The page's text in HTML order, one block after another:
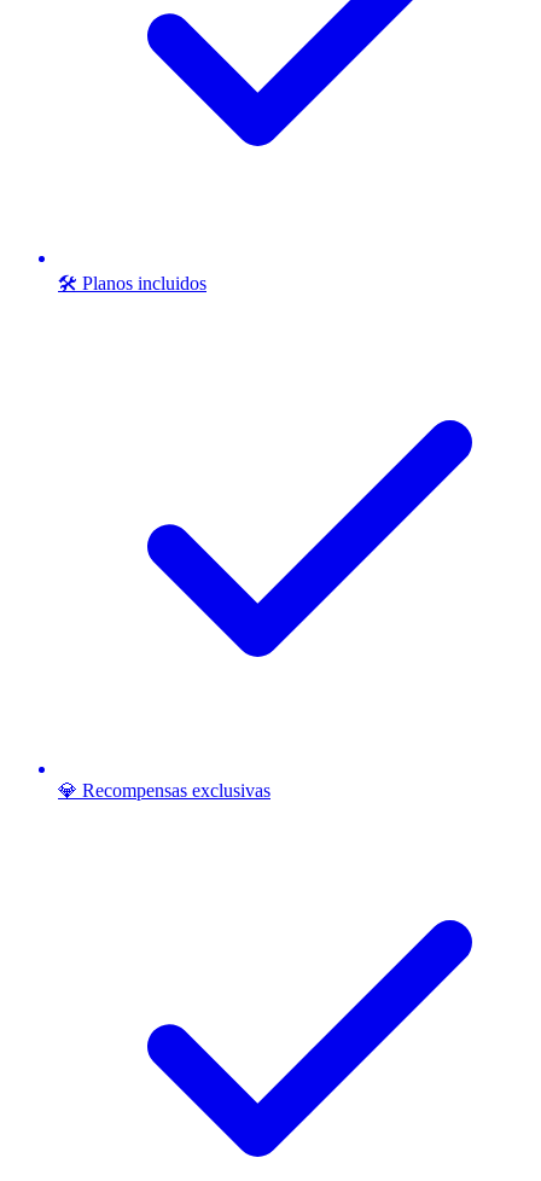
🛠️ Planos incluidos
💎 Recompensas exclusivas